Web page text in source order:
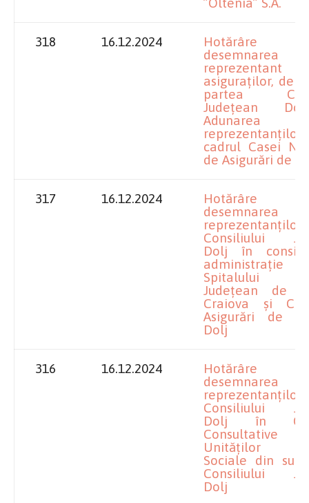
318 16.12.2024
Hotărâre
asiguraților,
partea
Județean
Adunarea
cadrul Casei
de Asigurări de
317 16.12.2024
Hotărâre
desemnarea
reprezentanților
Consiliului
Dolj în
Spitalului
Județean de
Craiova și
Asigurări de
Dolj
316 16.12.2024
Hotărâre
desemnarea
reprezentanților
Consiliului
Dolj în
Unităților
Sociale din
Consiliului
Dolj